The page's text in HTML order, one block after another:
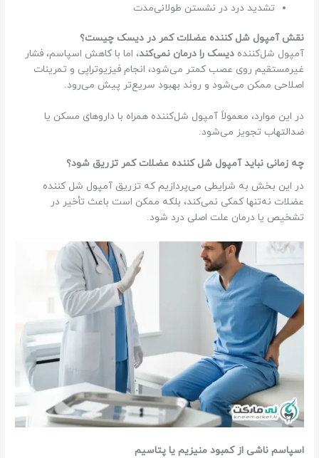
تشدید درد در نشستن طولانی‌مدت
نقش آمپول شل کننده عضلات کمر در دیسک چیست؟
آمپول شل‌کنندهدیسک را درمان نمی‌کند، اما با کاهش اسپاسم، فشار
غیرمستقیم روی عصب کمتر می‌شود، انجام فیزیوتراپی و تمرینات
اصلاحی ممکن می‌شود و روند بهبود سریع‌تر پیش می‌رود.
در این موارد، معمولاً آمپول شل‌کننده همراه با داروهای مسکن یا
ضدالتهاب تجویز می‌شود.
چه زمانی نباید آمپول شل کننده عضلات کمر تزریق شود؟
در این بخش به شرایطی می‌پردازیم که تزریق آمپول شل کننده
عضلات نه‌تنها کمکی نمی‌کند، بلکه ممکن است باعث تأخیر در
تشخیص یا درمان علت اصلی درد شود.
اسپاسم ناشی از کمبود منیزیم یا پتاسیم